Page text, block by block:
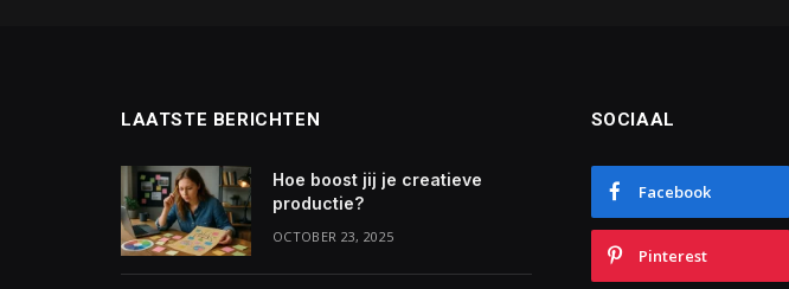
LAATSTE BERICHTEN
Hoe boost jij je creatieve
productie?
OCTOBER 23, 2025
SOCIAAL
Facebook
Pinterest